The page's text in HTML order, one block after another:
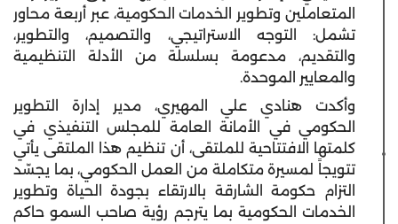
المتعاملين وتطوير الخدمات الحكومية، عبر أربعة محاور
تشمل: التوجه الاستراتيجي، والتصميم، والتطوير،
والتقديم، مدعومة بسلسلة من الأدلة التنظيمية
والمعايير الموحدة.
وأكدت هنادي علي المهيري، مدير إدارة التطوير
الحكومي في الأمانة العامة للمجلس التنفيذي في
كلمتها الافتتاحية للملتقى، أن تنظيم هذا الملتقى يأتي
تتويجاً لمسيرة متكاملة من العمل الحكومي، بما يجسّد
التزام حكومة الشارقة بالارتقاء بجودة الحياة وتطوير
الخدمات الحكومية بما يترجم رؤية صاحب السمو حاكم